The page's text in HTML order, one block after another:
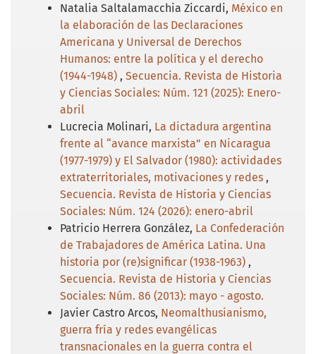
Natalia Saltalamacchia Ziccardi, México en
la elaboración de las Declaraciones
Americana y Universal de Derechos
Humanos: entre la política y el derecho
(1944-1948) , Secuencia. Revista de Historia
y Ciencias Sociales: Núm. 121 (2025): Enero-
abril
Lucrecia Molinari, La dictadura argentina
frente al “avance marxista” en Nicaragua
(1977-1979) y El Salvador (1980): actividades
extraterritoriales, motivaciones y redes ,
Secuencia. Revista de Historia y Ciencias
Sociales: Núm. 124 (2026): enero-abril
Patricio Herrera González, La Confederación
de Trabajadores de América Latina. Una
historia por (re)significar (1938-1963) ,
Secuencia. Revista de Historia y Ciencias
Sociales: Núm. 86 (2013): mayo - agosto.
Javier Castro Arcos, Neomalthusianismo,
guerra fría y redes evangélicas
transnacionales en la guerra contra el